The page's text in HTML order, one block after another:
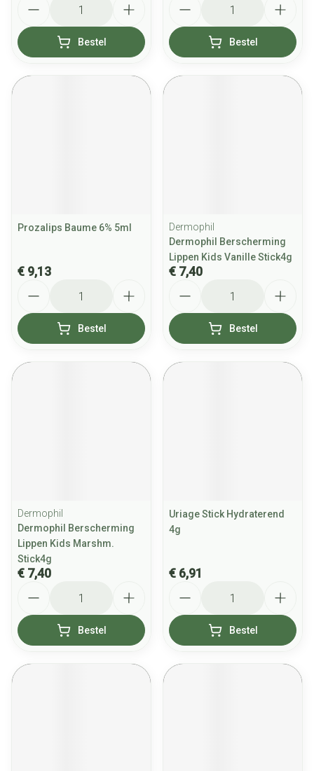
Bestel Bestel
Prozalips Baume 6% 5ml
€ 9,13
Bestel
Dermophil
Dermophil Berscherming
Lippen Kids Vanille Stick4g
€ 7,40
Bestel
Dermophil
Dermophil Berscherming
Lippen Kids Marshm.
Stick4g
€ 7,40
Bestel
Uriage Stick Hydraterend
4g
€ 6,91
Bestel